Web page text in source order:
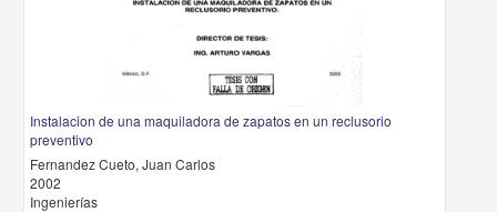
Instalacion de una maquiladora de zapatos en un reclusorio
preventivo
Fernandez Cueto, Juan Carlos
2002
Ingenierías